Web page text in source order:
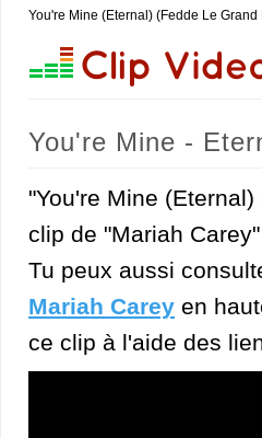
You're Mine (Eternal) (Fedde Le
You're Mine -
"You're Mine
clip de "Mariah
Tu peux aussi
Mariah Carey en
ce clip à l'aide des